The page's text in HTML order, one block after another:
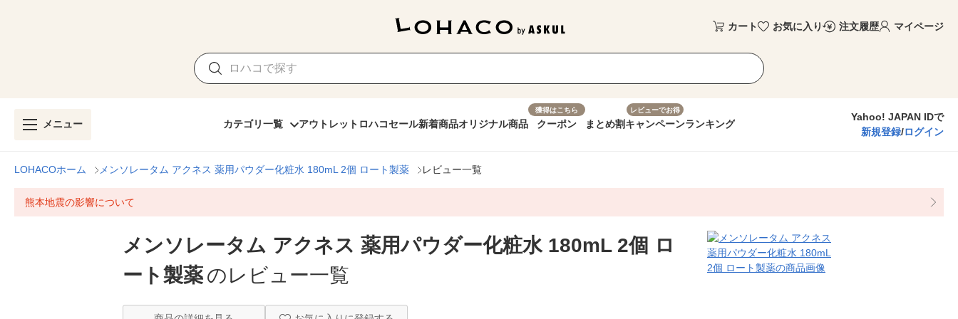
カート お気に入り 注文履歴 マイページ
メニュー カテゴリ一覧 アウトレット ロハコセール新着商品オリジナル商品
獲得はこちら
クーポン まとめ割
レビューでお得
キャンペーンランキング
Yahoo! JAPAN IDで
新規登録/ログイン
LOHACOホーム メンソレータム アクネス 薬用パウダー化粧水 180mL 2個 ロート製薬 レビュー一覧
熊本地震の影響について
メンソレータム アクネス 薬用パウダー化粧水 180mL 2個 ロ
ート製薬のレビュー一覧